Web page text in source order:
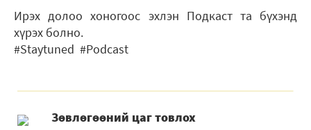
Ирэх долоо хоногоос эхлэн Подкаст та бүхэнд
хүрэх болно.
#Staytuned #Podcast
Зѳвлѳгѳѳний цаг товлох